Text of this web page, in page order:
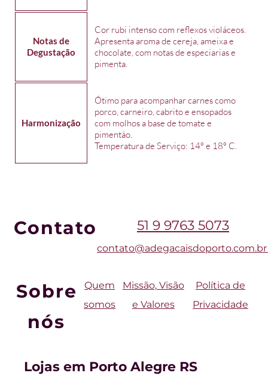
Notas de
Degustação
Cor rubi intenso com reflexos violáceos.
Apresenta aroma de cereja, ameixa e
chocolate, com notas de especiarias e
pimenta.
Harmonização
Ótimo para acompanhar carnes como
porco, carneiro, cabrito e ensopados
com molhos a base de tomate e
pimentão.
Temperatura de Serviço: 14º e 18º C.
Contato 51 9 9763 5073
contato@adegacaisdoporto.com
Sobre
nós
Quem
somos
Missão, Visão
e Valores
Política de
Privacidade
Lojas em Porto Alegre RS